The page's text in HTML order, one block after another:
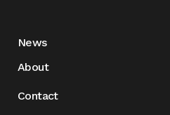
News
About
Contact